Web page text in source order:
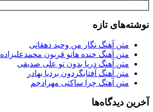
نوشته‌های تازه
متن آهنگ نگار من وحید دهقانی
متن آهنگ خنده هاتو قربون محمدعلیزاده
متن آهنگ دریا بدون تو علی صدیقی
متن آهنگ آفتابگردون بردیا بهادر
متن آهنگ چرا ساکتی مهرادجم
آخرین دیدگاه‌ها